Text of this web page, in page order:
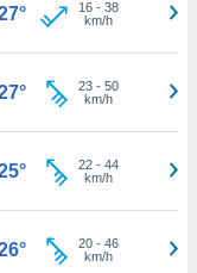
16- 38
km/h
23- 50
km/h
22- 44
km/h
20- 46
km/h